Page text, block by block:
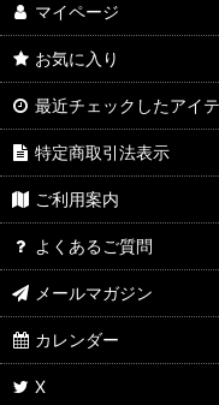
マイページ
お気に入り
最近チェックしたアイ
特定商取引法表示
ご利用案内
よくあるご質問
メールマガジン
カレンダー
X